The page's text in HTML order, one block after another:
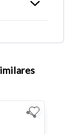
site, utilize os